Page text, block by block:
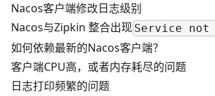
Nacos客户端修改日志级别
Nacos与Zipkin 整合出现 Service not
如何依赖最新的Nacos客户端？
客户端CPU高，或者内存耗尽的问题
日志打印频繁的问题